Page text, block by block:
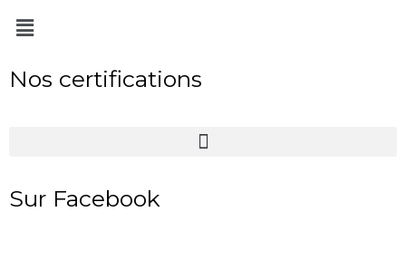
Menu
Nos certifications
Sur Facebook